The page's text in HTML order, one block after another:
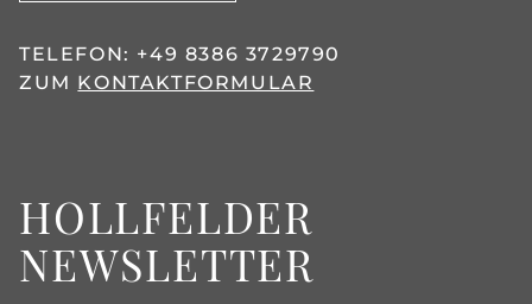
TELEFON: +49 8386 3729790
ZUM KONTAKTFORMULAR
HOLLFELDER
NEWSLETTER